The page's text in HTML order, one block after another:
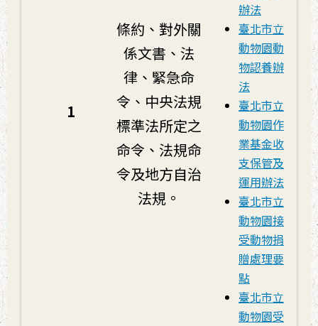
1
條約、對外關
係文書、法
律、緊急命
令、中央法規
標準法所定之
命令、法規命
令及地方自治
法規。
辦法
臺北市立
動物園動
物認養辦
法
臺北市立
動物園作
業基金收
支保管及
運用辦法
臺北市立
動物園接
受動物捐
贈處理要
點
臺北市立
動物園受